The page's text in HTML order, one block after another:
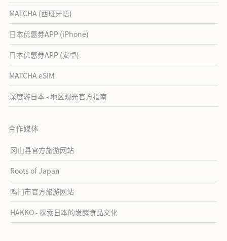
MATCHA (西班牙语)
日本优惠券APP (iPhone)
日本优惠券APP (安卓)
MATCHA eSIM
深度游日本 - 地区观光官方指南
合作媒体
冈山县官方旅游网站
Roots of Japan
鸣门市官方旅游网站
HAKKO - 探索日本的发酵食品文化